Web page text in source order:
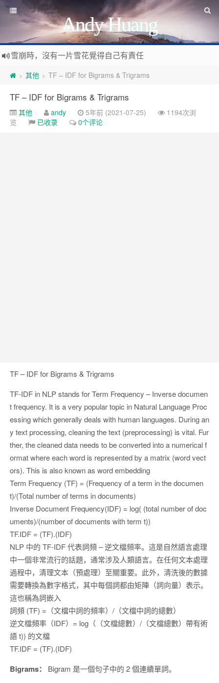
Andy Huang
雪崩時，沒有一片雪花覺得自己有責任
Stanislaw Jerzy Lec
遊戲運營
如何讓玩家一直沉迷
如何讓玩家互相仇視
如何讓玩家充值更多
如何實現隱性的現金賭博和金幣交易
量子社會學
文昭論古論今
有最壞的打算 做最好的準備 抱最大的希望
好看的皮囊千篇一律 有趣的靈魂萬裡挑一
> 其他 > TF – IDF for Bigrams & Trigrams
TF – IDF for Bigrams & Trigrams
其他 andy 5年前 (2021-07-25)
1194次浏
览
已收录 0个评论
TF – IDF for Bigrams & Trigrams
TF-IDF in NLP stands for Term Frequency – Inverse documen
t frequency. It is a very popular topic in Natural Language Proc
essing which generally deals with human languages. During an
y text processing, cleaning the text (preprocessing) is vital. Fur
ther, the cleaned data needs to be converted into a numerical f
ormat where each word is represented by a matrix (word vect
ors). This is also known as word embedding
Term Frequency (TF) = (Frequency of a term in the documen
t)/(Total number of terms in documents)
Inverse Document Frequency(IDF) = log( (total number of doc
uments)/(number of documents with term t))
TF.IDF = (TF).(IDF)
NLP 中的 TF-IDF 代表詞頻 – 逆文檔頻率。這是自然語言處理
中一個非常流行的話題，通常涉及人類語言。在任何文本處理
過程中，清理文本（預處理）至關重要。此外，清洗後的數據
需要轉換為數字格式，其中每個詞都由矩陣（詞向量）表示。
這也稱為詞嵌入
詞頻 (TF) =（文檔中詞的頻率）/（文檔中詞的總數）
逆文檔頻率（IDF）= log（（文檔總數）/（文檔總數）帶有術
語 t)) 的文檔
TF.IDF = (TF).(IDF)
Bigrams： Bigram 是一個句子中的 2 個連續單詞。